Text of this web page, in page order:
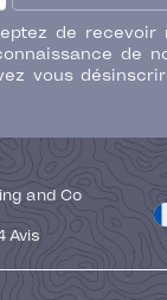
de recevoir
de
vous
and Co
Avis